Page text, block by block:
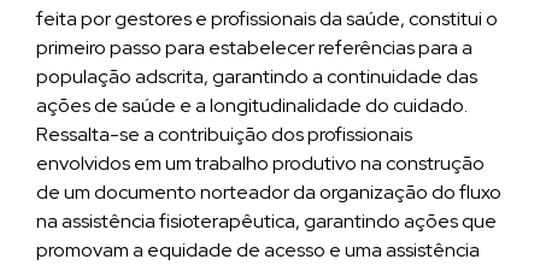
feita por gestores e profissionais da saúde, constitui o
primeiro passo para estabelecer referências para a
população adscrita, garantindo a continuidade das
ações de saúde e a longitudinalidade do cuidado.
Ressalta-se a contribuição dos profissionais
envolvidos em um trabalho produtivo na construção
de um documento norteador da organização do fluxo
na assistência fisioterapêutica, garantindo ações que
promovam a equidade de acesso e uma assistência